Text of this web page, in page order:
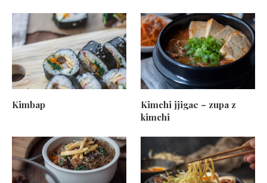
Kimbap
Kimchi jjigae – zupa z
kimchi